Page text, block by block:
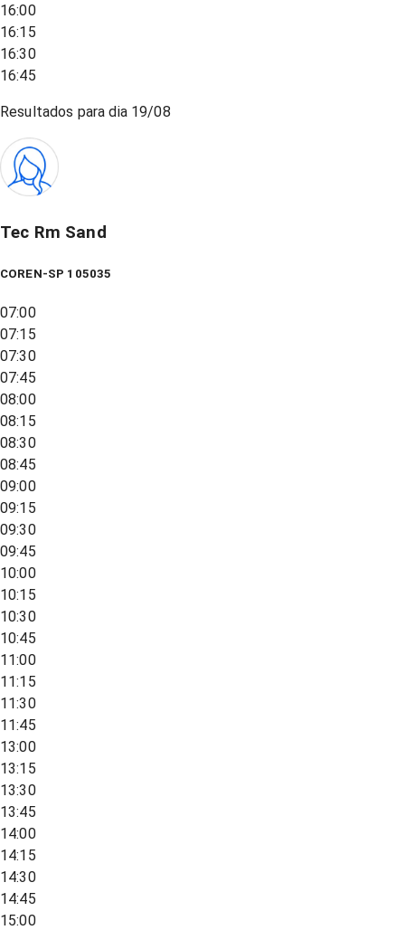
16:00
16:15
16:30
16:45
Resultados para dia 19/08
Tec Rm Sand
COREN-SP 105035
07:00
07:15
07:30
07:45
08:00
08:15
08:30
08:45
09:00
09:15
09:30
09:45
10:00
10:15
10:30
10:45
11:00
11:15
11:30
11:45
13:00
13:15
13:30
13:45
14:00
14:15
14:30
14:45
15:00